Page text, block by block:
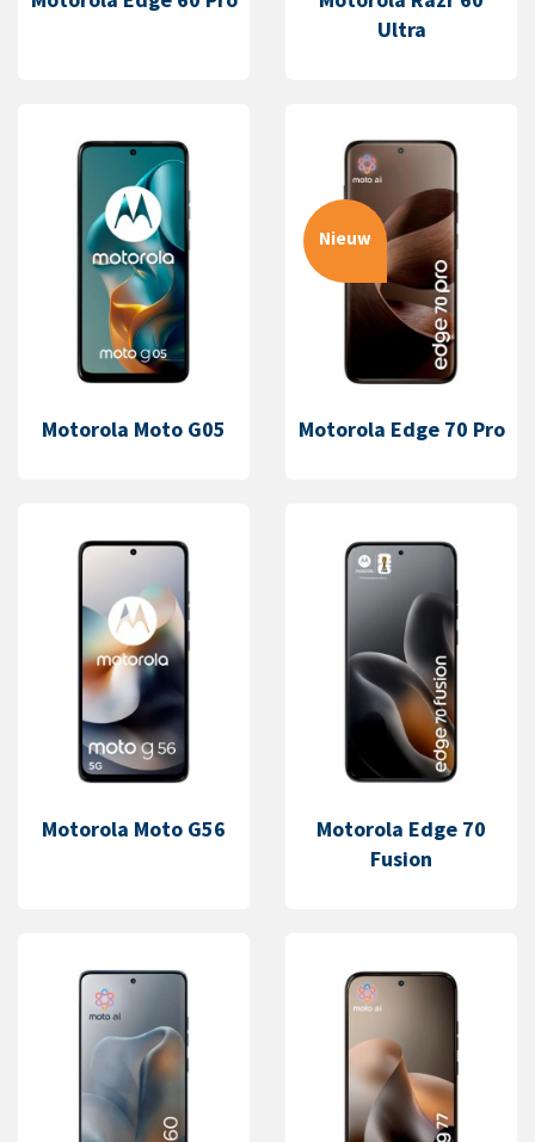
Ultra
Motorola Moto G05
Nieuw
Motorola Edge 70 Pro
Motorola Moto G56
Motorola Edge 70
Fusion